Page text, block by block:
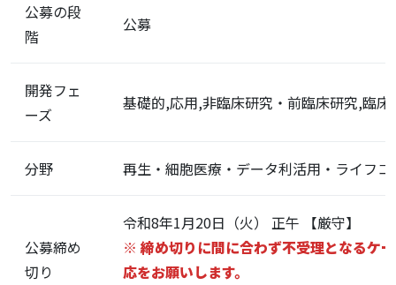
公募の段
階
公募
開発フェ
ーズ
基礎的,応用,非臨床研究・前臨床研究,臨床
分野 再生・細胞医療・データ利活用・ライフ
公募締め
切り
令和8年1月20日（火） 正午 【厳守】
※ 締め切りに間に合わず不受理となるケ
応をお願いします。